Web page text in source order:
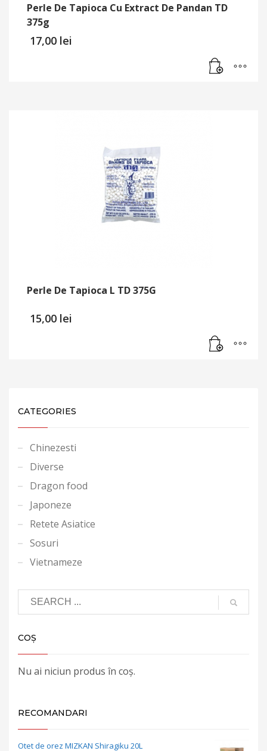
Perle De Tapioca Cu Extract De Pandan TD
375g
17,00 lei
Perle De Tapioca L TD 375G
15,00 lei
CATEGORIES
Chinezesti
Diverse
Dragon food
Japoneze
Retete Asiatice
Sosuri
Vietnameze
COȘ
Nu ai niciun produs în coș.
RECOMANDARI
Otet de orez MIZKAN Shiragiku 20L